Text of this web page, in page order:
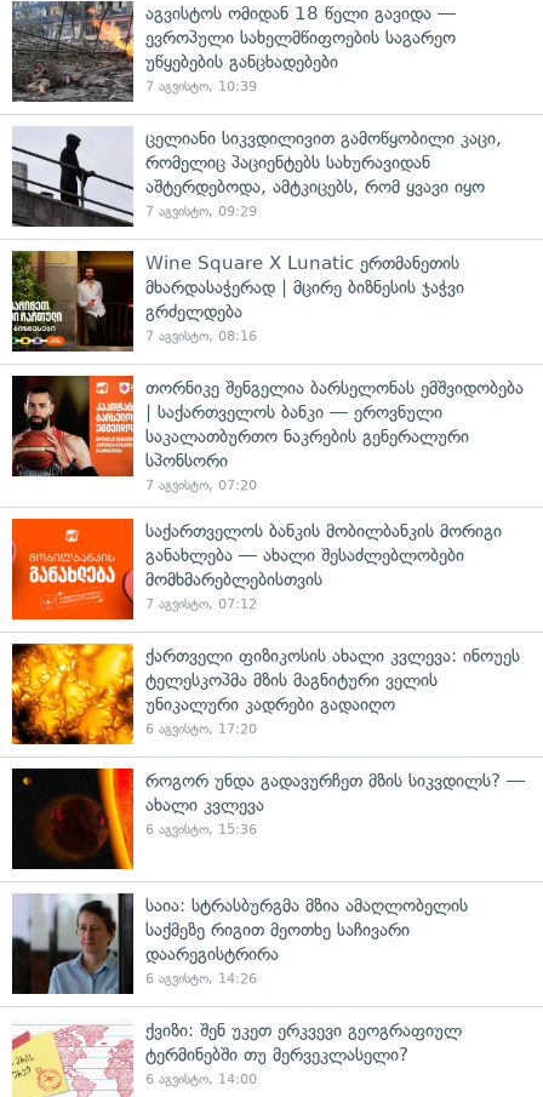
აგვისტოს ომიდან 18 წელი გავიდა —
ევროპული სახელმწიფოების საგარეო
უწყებების განცხადებები
7 აგვისტო, 10:39
ცელიანი სიკვდილივით გამოწყობილი კაცი,
რომელიც პაციენტებს სახურავიდან
აშტერდებოდა, ამტკიცებს, რომ ყვავი იყო
7 აგვისტო, 09:29
Wine Square X Lunatic ერთმანეთის
მხარდასაჭერად | მცირე ბიზნესის ჯაჭვი
გრძელდება
7 აგვისტო, 08:16
თორნიკე შენგელია ბარსელონას ემშვიდობება
| საქართველოს ბანკი — ეროვნული
საკალათბურთო ნაკრების გენერალური
სპონსორი
7 აგვისტო, 07:20
საქართველოს ბანკის მობილბანკის მორიგი
განახლება — ახალი შესაძლებლობები
მომხმარებლებისთვის
7 აგვისტო, 07:12
ქართველი ფიზიკოსის ახალი კვლევა: ინოუეს
ტელესკოპმა მზის მაგნიტური ველის
უნიკალური კადრები გადაიღო
6 აგვისტო, 17:20
როგორ უნდა გადავურჩეთ მზის სიკვდილს? —
ახალი კვლევა
6 აგვისტო, 15:36
საია: სტრასბურგმა მზია ამაღლობელის
საქმეზე რიგით მეოთხე საჩივარი
დაარეგისტრირა
6 აგვისტო, 14:26
ქვიზი: შენ უკეთ ერკვევი გეოგრაფიულ
ტერმინებში თუ მერვეკლასელი?
6 აგვისტო, 14:00